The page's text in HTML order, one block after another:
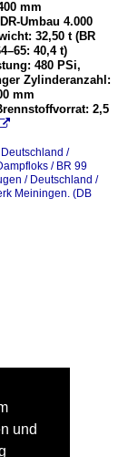
mm
Umbau 4.000
32,50 t (BR
40,4 t)
480 PSi,
Zylinderanzahl:
mm
2,5
Deutschland /
/ BR 99
/ Deutschland /
Meiningen. (DB
und